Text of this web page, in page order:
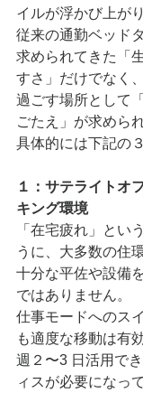
イルが浮かび上が
従来の通勤ベッド
求められてきた「
すさ」だけでなく
過ごす場所として
ごたえ」が求めら
具体的には下記の
１：サテライトオ
キング環境
「在宅疲れ」とい
うに、⼤多数の住
⼗分な平佐や設備
ではありません。
仕事モードへのス
も適度な移動は有
週２〜3 ⽇活⽤で
ィスが必要になっ